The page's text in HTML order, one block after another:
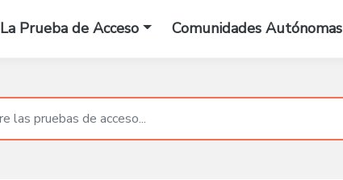
La Prueba de Acceso Comunidades Autónomas